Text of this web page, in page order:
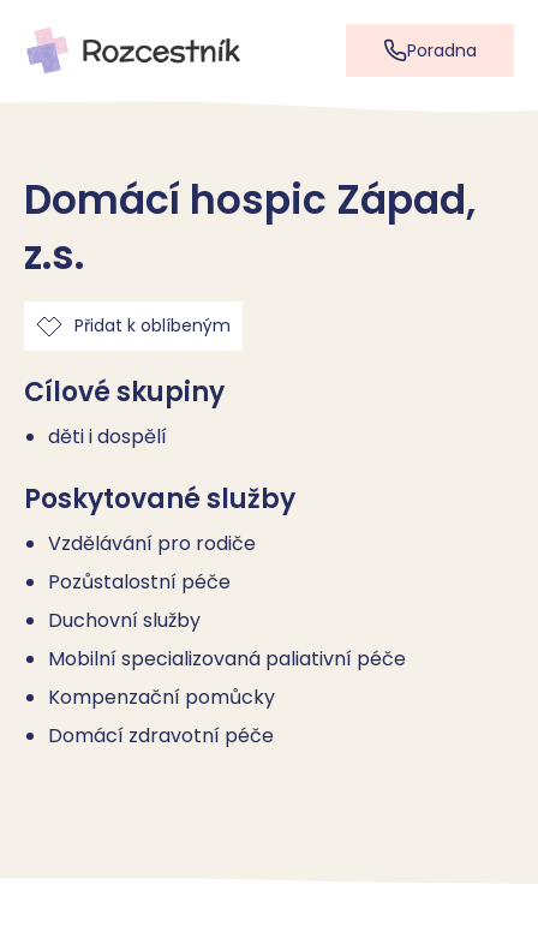
Poradna
Domácí hospic Západ,
z.s.
Přidat k oblíbeným
Cílové skupiny
děti i dospělí
Poskytované služby
Vzdělávání pro rodiče
Pozůstalostní péče
Duchovní služby
Mobilní specializovaná paliativní péče
Kompenzační pomůcky
Domácí zdravotní péče